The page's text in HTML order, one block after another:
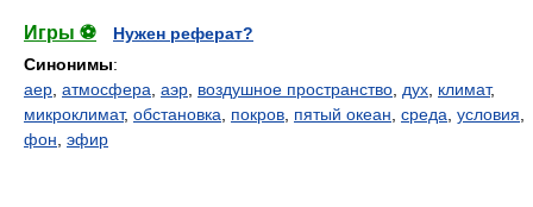
Игры ⚽
Нужен реферат?
Синонимы:
аер атмосфера аэр воздушное пространство дух климат,
микроклимат, обстановка покров пятый океан среда условия
фон эфир